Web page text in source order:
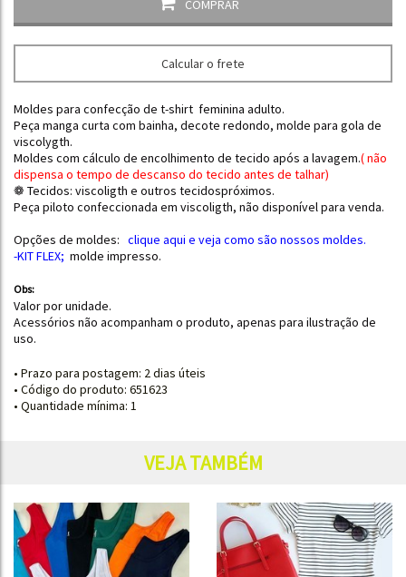
COMPRAR
Calcular o frete
Moldes para confecção de t-shirt feminina adulto.
Peça manga curta com bainha, decote redondo, molde para gola de
viscolygth.
Moldes com cálculo de encolhimento de tecido após a lavagem.(não
dispensa o tempo de descanso do tecido antes de talhar)
❁ Tecidos: viscoligth e outros tecidospróximos.
Peça piloto confeccionada em viscoligth, não disponível para venda.
Opções de moldes: clique aqui e veja como são nossos moldes.
-KIT FLEX; molde impresso.
Obs:
Valor por unidade.
Acessórios não acompanham o produto, apenas para ilustração de
uso.
• Prazo para postagem: 2 dias úteis
• Código do produto: 651623
• Quantidade mínima: 1
VEJA TAMBÉM